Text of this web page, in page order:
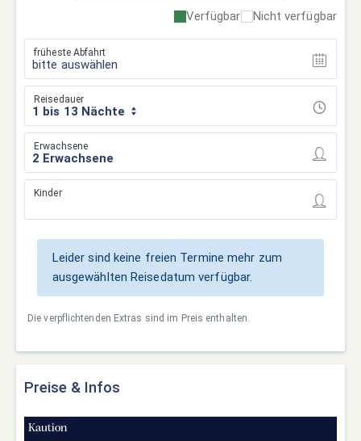
Verfügbar Nicht verfügbar
früheste Abfahrt
bitte auswählen
Reisedauer
1 bis 13 Nächte
Erwachsene
Kinder
Leider sind keine freien Termine mehr zum
ausgewählten Reisedatum verfügbar.
Die verpflichtenden Extras sind im Preis enthalten.
Preise & Infos
Kaution